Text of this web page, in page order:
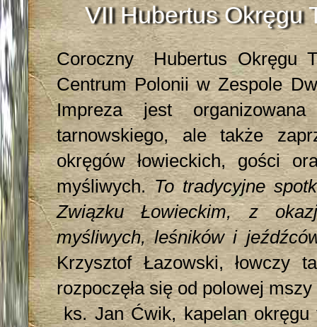
VII Hubertus Okręgu
Coroczny Hubertus Okręgu
Centrum Polonii w Zespole
Impreza jest
tarnowskiego, ale także
okręgów łowieckich, gości
myśliwych.To tradycyjne
Związku Łowieckim, z
myśliwych, leśników i
Krzysztof Łazowski, łowczy
rozpoczęła się od polowej
ks. Jan Ćwik, kapelan okręgu